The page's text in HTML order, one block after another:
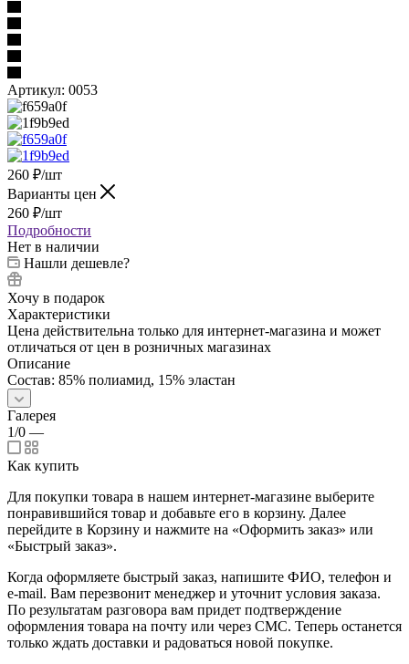
Артикул: 0053
260 ₽/шт
Варианты цен
260 ₽/шт
Подробности
Нет в наличии
Нашли дешевле?
Хочу в подарок
Характеристики
Цена действительна только для интернет-магазина и может
отличаться от цен в розничных магазинах
Описание
Состав: 85% полиамид, 15% эластан
Галерея
1/0 —
Как купить
Для покупки товара в нашем интернет-магазине выберите
понравившийся товар и добавьте его в корзину. Далее
перейдите в Корзину и нажмите на «Оформить заказ» или
«Быстрый заказ».
Когда оформляете быстрый заказ, напишите ФИО, телефон и
e-mail. Вам перезвонит менеджер и уточнит условия заказа.
По результатам разговора вам придет подтверждение
оформления товара на почту или через СМС. Теперь останется
только ждать доставки и радоваться новой покупке.